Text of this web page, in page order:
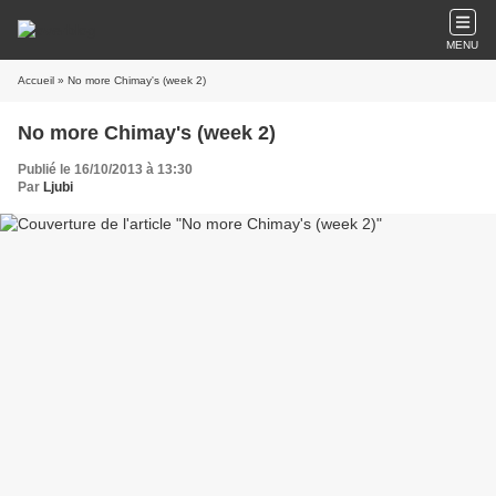
MENU
Accueil » No more Chimay's (week 2)
No more Chimay's (week 2)
Publié le 16/10/2013 à 13:30
Par Ljubi